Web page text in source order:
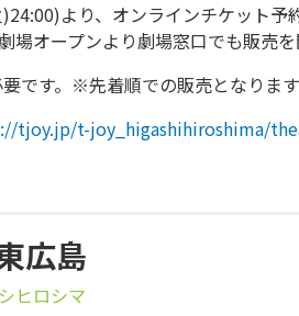
より、オンラインチケット予
オープンより劇場窓口でも販売を
す。※先着順での販売となります
tjoy.jp/t-joy_higashihiroshima/
広島
ヒロシマ